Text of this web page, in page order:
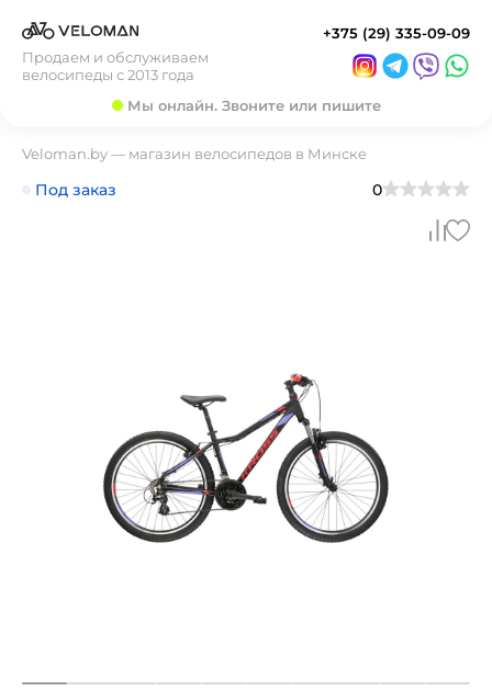
Продаем и обслуживаем
велосипеды с 2013 года
+375 (29) 335-09-09
Мы онлайн. Звоните или пишите
Veloman.by — магазин велосипедов в Минске
Под заказ 0